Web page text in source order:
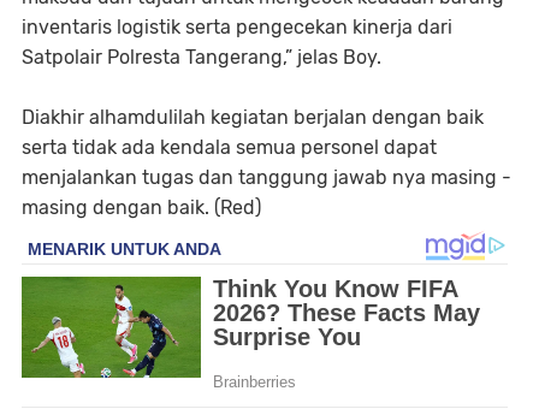
inventaris logistik serta pengecekan kinerja dari
Satpolair Polresta Tangerang,” jelas Boy.
Diakhir alhamdulilah kegiatan berjalan dengan baik
serta tidak ada kendala semua personel dapat
menjalankan tugas dan tanggung jawab nya masing -
masing dengan baik. (Red)